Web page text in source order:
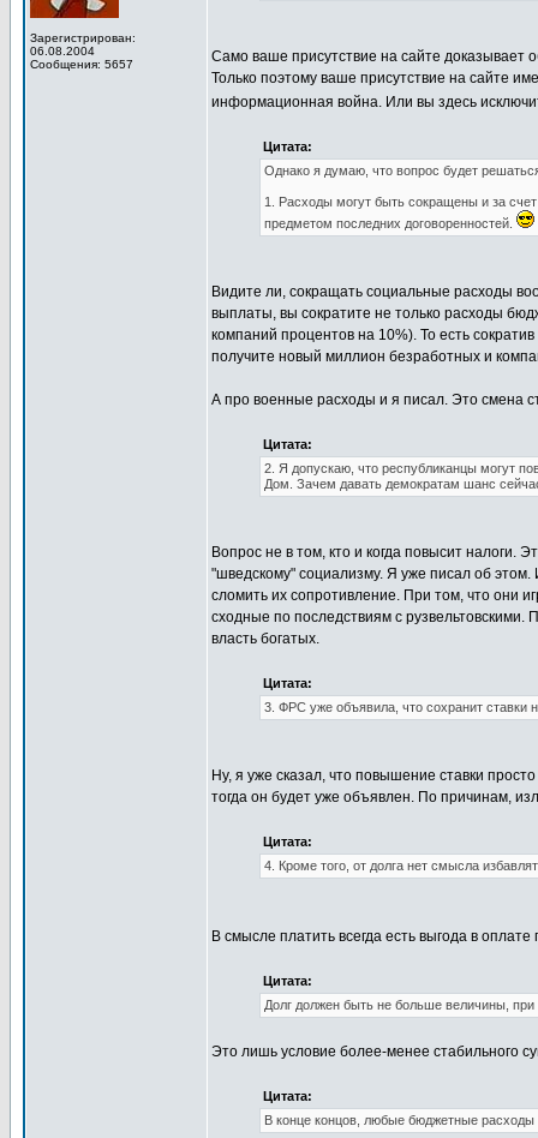
Зарегистрирован:
06.08.2004
Сообщения: 5657
Само ваше присутствие на сайте доказывает
Только поэтому ваше присутствие на сайте
информационная война. Или вы здесь
Цитата:
Однако я думаю, что вопрос будет
1. Расходы могут быть сокращены и за
предметом последних договоренностей.
Видите ли, сокращать социальные расходы
выплаты, вы сократите не только расходы
компаний процентов на 10%). То есть
получите новый миллион безработных и
А про военные расходы и я писал. Это смена
Цитата:
2. Я допускаю, что республиканцы могут
Дом. Зачем давать демократам шанс
Вопрос не в том, кто и когда повысит налоги.
"шведскому" социализму. Я уже писал об
сломить их сопротивление. При том, что они
сходные по последствиям с
власть богатых.
Цитата:
3. ФРС уже объявила, что сохранит ставки
Ну, я уже сказал, что повышение ставки
тогда он будет уже объявлен. По причинам,
Цитата:
4. Кроме того, от долга нет смысла
В смысле платить всегда есть выгода в
Цитата:
Долг должен быть не больше величины,
Это лишь условие более-менее стабильного
Цитата:
В конце концов, любые бюджетные расходы